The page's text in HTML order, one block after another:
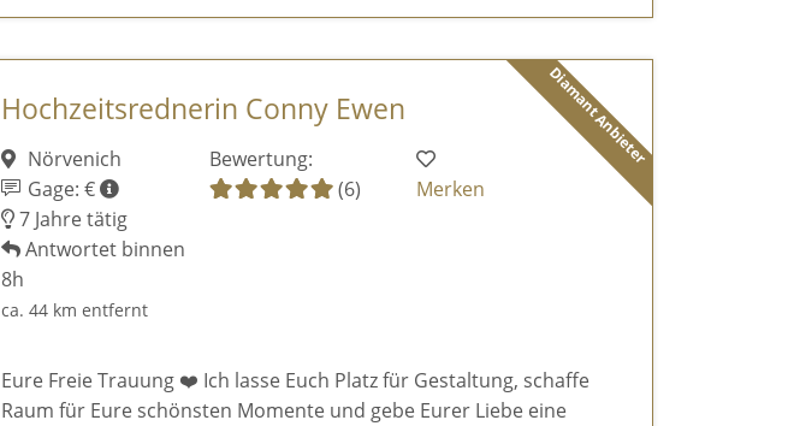
Diamant Anbieter
Hochzeitsrednerin Conny Ewen
Nörvenich
Gage: €
7 Jahre tätig
Antwortet binnen
8h
ca. 44 km entfernt
Bewertung:
(6)
Merken
Eure Freie Trauung ❤️ Ich lasse Euch Platz für Gestaltung, schaffe
Raum für Eure schönsten Momente und gebe Eurer Liebe eine